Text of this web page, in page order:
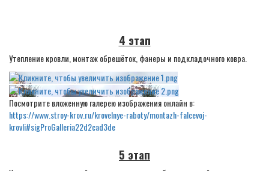
4 этап
Утепление кровли, монтаж обрешёток, фанеры и подкладочного ковра.
Посмотрите вложенную галерею изображения онлайн в:
https://www.stroy-krov.ru/krovelnye-raboty/montazh-falcevoj-
krovli#sigProGalleria22d2cad3de
5 этап